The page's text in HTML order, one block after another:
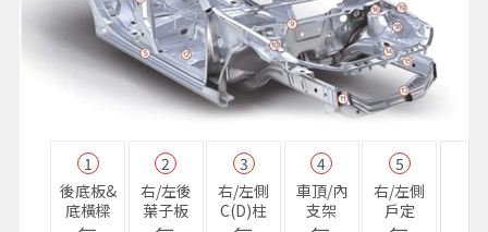
1
後底板&
底橫樑
2
右/左後
葉子板
3
右/左側
C(D)柱
4
車頂/內
支架
5
右/左側
戶定